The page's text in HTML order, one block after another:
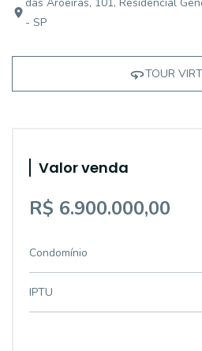
- SP
TOUR
Valor venda
R$ 6.900.000,00
Condomínio
IPTU